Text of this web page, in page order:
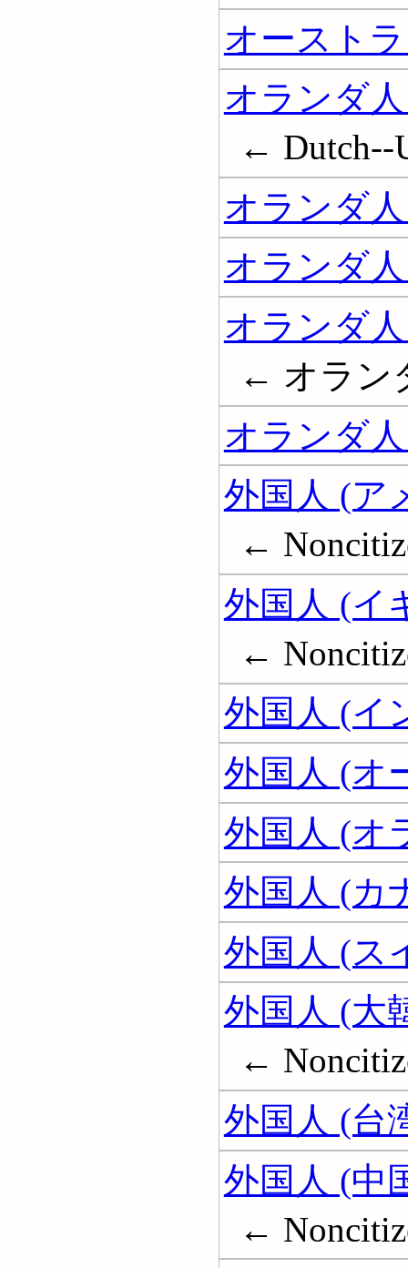
オースト
オランダ
← Dutch--
オランダ
オランダ
オランダ
← オラン
オランダ
外国人 (ア
←
外国人 (イ
←
外国人 (イ
外国人 (オ
外国人 (オ
外国人 (カ
外国人 (ス
外国人 (大
←
外国人 (台
外国人 (中
←